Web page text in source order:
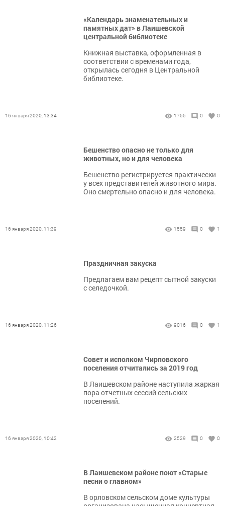
«Календарь знаменательных и
памятных дат» в Лаишевской
центральной библиотеке
Книжная выставка, оформленная в
соответствии с временами года,
открылась сегодня в Центральной
библиотеке.
16 января 2020, 13:34 1755 0 0
Бешенство опасно не только для
животных, но и для человека
Бешенство регистрируется практически
у всех представителей животного мира.
Оно смертельно опасно и для человека.
16 января 2020, 11:39 1559 0 1
Праздничная закуска
Предлагаем вам рецепт сытной закуски
с селедочкой.
16 января 2020, 11:26 9016 0 1
Совет и исполком Чирповского
поселения отчитались за 2019 год
В Лаишевском районе наступила жаркая
пора отчетных сессий сельских
поселений.
16 января 2020, 10:42 2529 0 0
В Лаишевском районе поют «Старые
песни о главном»
В орловском сельском доме культуры